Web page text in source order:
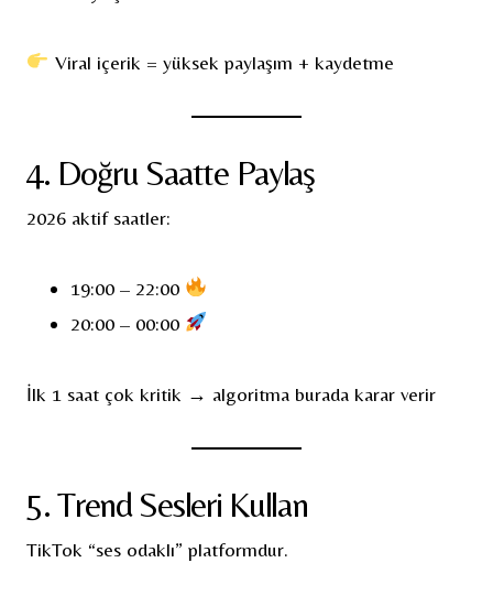
Viral içerik = yüksek paylaşım + kaydetme
4. Doğru Saatte Paylaş
2026 aktif saatler:
19:00 – 22:00
20:00 – 00:00
İlk 1 saat çok kritik → algoritma burada karar verir
5. Trend Sesleri Kullan
TikTok “ses odaklı” platformdur.